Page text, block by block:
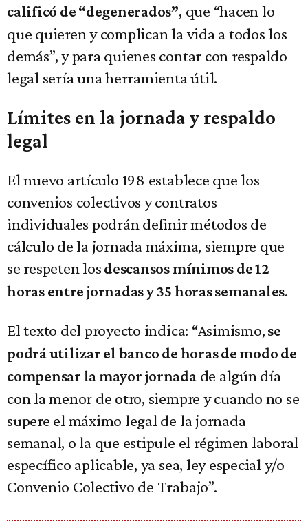
calificó de “degenerados”, que “hacen lo
que quieren y complican la vida a todos los
demás”, y para quienes contar con respaldo
legal sería una herramienta útil.
Límites en la jornada y respaldo
legal
El nuevo artículo 198 establece que los
convenios colectivos y contratos
individuales podrán definir métodos de
cálculo de la jornada máxima, siempre que
se respeten los descansos mínimos de 12
horas entre jornadas y 35 horas semanales.
El texto del proyecto indica: “Asimismo, se
podrá utilizar el banco de horas de modo de
compensar la mayor jornadade algún día
con la menor de otro, siempre y cuando no se
supere el máximo legal de la jornada
semanal, o la que estipule el régimen laboral
específico aplicable, ya sea, ley especial y/o
Convenio Colectivo de Trabajo”.